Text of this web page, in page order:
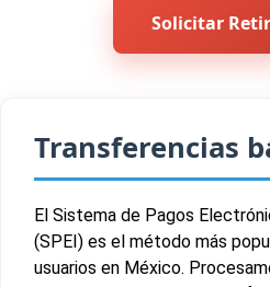
Solicitar
Transferencias
El Sistema de Pagos
(SPEI) es el método más
usuarios en México.